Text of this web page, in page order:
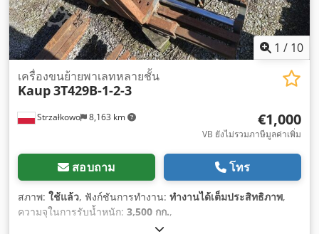
1 / 10
Strzałkowo 8,163 km
เครื่องขนย้ายพาเลทหลายชั้น
Kaup3T429B-1-2-3
€1,000
VB ยังไม่รวมภาษีมูลค่าเพิ่ม
สอบถาม โทร
สภาพ: ใช้แล้ว, ฟังก์ชันการทำงาน: ทำงานได้เต็มประสิทธิภาพ,
ความจุในการรับน้ำหนัก: 3,500 กก.,